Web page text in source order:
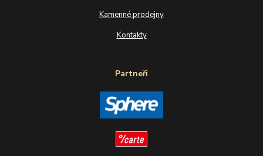
Kamenné prodejny
Kontakty
Partneři